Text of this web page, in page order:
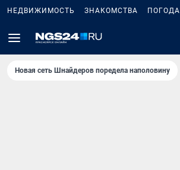
НЕДВИЖИМОСТЬ ЗНАКОМСТВА ПОГОДА
Новая сеть Шнайдеров поредела наполовину